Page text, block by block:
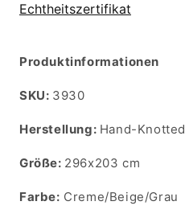
Echtheitszertifikat
Produktinformationen
SKU:
SKU: 3930
Herstellung: Hand-Knotted
Größe: 296x203 cm
Farbe: Creme/Beige/Grau